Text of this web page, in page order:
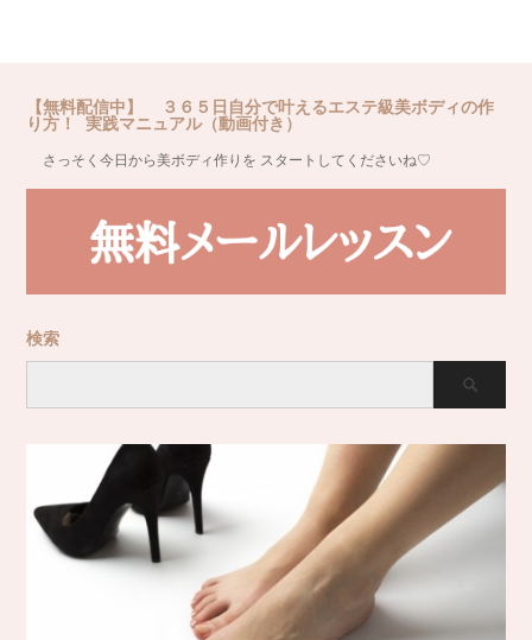
【無料配信中】 ３６５日自分で叶えるエステ級美ボディの作
り方！ 実践マニュアル（動画付き）
さっそく今日から美ボディ作りを スタートしてくださいね♡
検索